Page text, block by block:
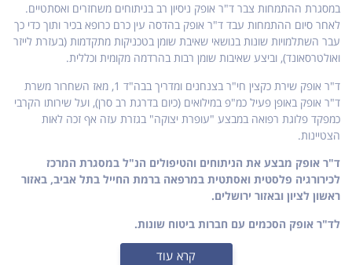
במסגרת ההתמחות צבר ד"ר אופק ניסיון רב בניתוחים משחזרים ואסתטיים.
לאחר סיום ההתמחות עבד ד"ר אופק בהדסה עין כרם כרופא בכיר ותוך כדי כך
עבר השתלמויות שונות בנושאי שאיבת שומן בטכניקות מתקדמות (בעזרת לייזר
ואולטרסאונד), וביצע שאיבות שומן רבות בהרדמה מקומית וכללית.
ד"ר אופק שירת כקצין חי"ר בצנחנים ומדריך בבה"ד 1, מאז השחרור משרת
ד"ר אופק באופן פעיל כמ"פ במילואים (כיום בדרגת רב סרן), ועל שירותו הקרבי
כמפקד פלוגת רפואה במבצע "עופרת יצוקה" בגזרת עזה אף זכה לאות
הצטיינות.
ד"ר אופק מבצע את הניתוחים והטיפולים הנ"ל במסגרת המרכז
לכירורגיה פלסטית ואסתטית במרפאה ברמת החייל בתל אביב, באזור
ראשון לציון ובאזור ירושלים.
לד"ר אופק הסכמים עם חברות ביטוח שונות.
קרא עוד